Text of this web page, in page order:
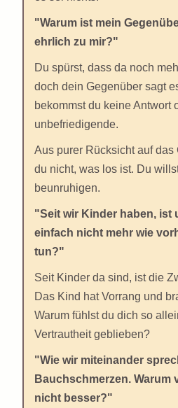
"Warum ist mein
ehrlich zu mir?"
Du spürst, dass da noch
doch dein Gegenüber sagt
bekommst du keine Antwort
unbefriedigende.
Aus purer Rücksicht auf das
du nicht, was los ist. Du
beunruhigen.
"Seit wir Kinder haben, ist
einfach nicht mehr wie
tun?"
Seit Kinder da sind, ist die
Das Kind hat Vorrang und
Warum fühlst du dich so
Vertrautheit geblieben?
"Wie wir miteinander
Bauchschmerzen. Warum
nicht besser?"